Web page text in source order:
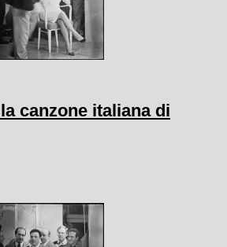
canzone italiana di